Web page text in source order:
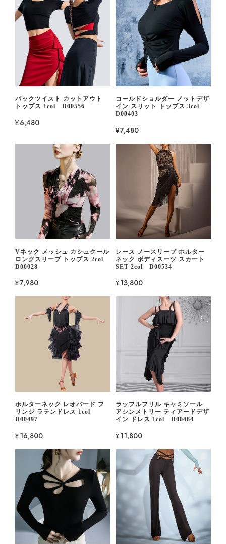
バックツイスト カットアウト
トップス 1col D00556
¥6,480
コールドショルダー ノットデザ
イン スリット トップス 3col
D00403
¥7,480
Vネック メッシュ カシュクール
ロングスリーブ トップス 2col
D00028
¥7,980
レース ノースリーブ ホルター
ネック ボディスーツ スカート
SET 2col D00534
¥13,800
ホルターネック レオパード フ
リンジ ラテンドレス 1col
D00497
¥16,800
ラッフルフリル キャミソール
アシンメトリー ティアードデザ
イン ドレス 1col D00484
¥11,800